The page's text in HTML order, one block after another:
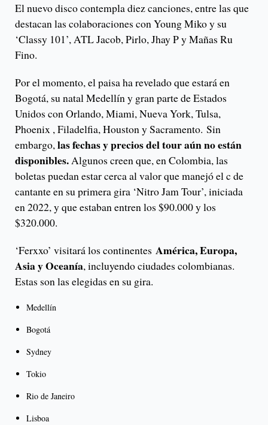
El nuevo disco contempla diez canciones, entre las que
destacan las colaboraciones con Young Miko y su
‘Classy 101’, ATL Jacob, Pirlo, Jhay P y Mañas Ru
Fino.
Por el momento, el paisa ha revelado que estará en
Bogotá, su natal Medellín y gran parte de Estados
Unidos con Orlando, Miami, Nueva York, Tulsa,
Phoenix , Filadelfia, Houston y Sacramento. Sin
embargo,las fechas y precios del tour aún no están
disponibles.Algunos creen que, en Colombia, las
boletas puedan estar cerca al valor que manejó el c de
cantante en su primera gira ‘Nitro Jam Tour’, iniciada
en 2022, y que estaban entren los $90.000 y los
$320.000.
‘Ferxxo’ visitará los continentes América, Europa,
Asia y Oceanía, incluyendo ciudades colombianas.
Estas son las elegidas en su gira.
Medellín
Bogotá
Sydney
Tokio
Rio de Janeiro
Lisboa